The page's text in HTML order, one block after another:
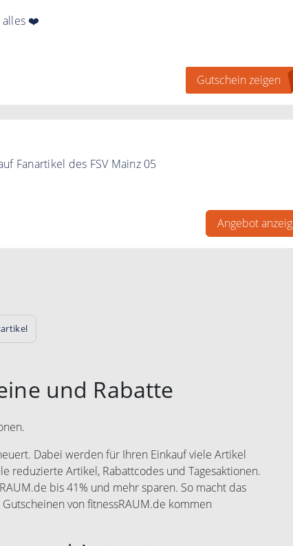
alles ❤️
Gutschein zeigen
Fanartikel des FSV Mainz 05
Angebot
und Rabatte
Dabei werden für Ihren Einkauf viele Artikel
reduzierte Artikel, Rabattcodes und Tagesaktionen.
bis 41% und mehr sparen. So macht das
von fitnessRAUM.de kommen